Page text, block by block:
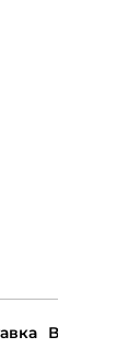
Возврат